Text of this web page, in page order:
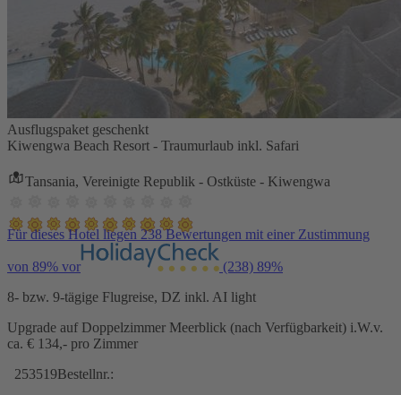
Ausflugspaket geschenkt
Kiwengwa Beach Resort - Traumurlaub inkl. Safari
Tansania, Vereinigte Republik - Ostküste - Kiwengwa
Für dieses Hotel liegen 238 Bewertungen mit einer Zustimmung
von 89% vor (238) 89%
8- bzw. 9-tägige Flugreise, DZ inkl. AI light
Upgrade auf Doppelzimmer Meerblick (nach Verfügbarkeit) i.W.v.
ca. € 134,- pro Zimmer
253519Bestellnr.: